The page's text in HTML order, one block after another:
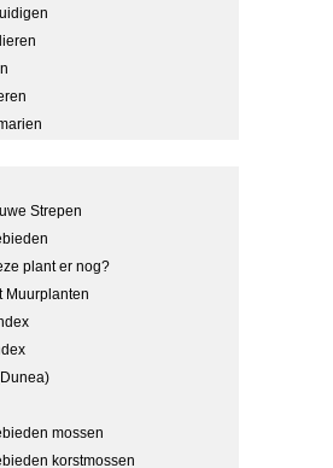
Strepen
plant er nog?
Muurplanten
mossen
korstmossen